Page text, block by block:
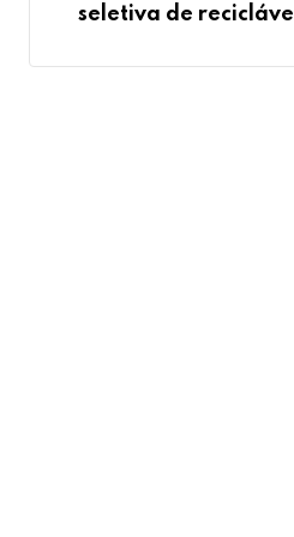
seletiva de reciclável